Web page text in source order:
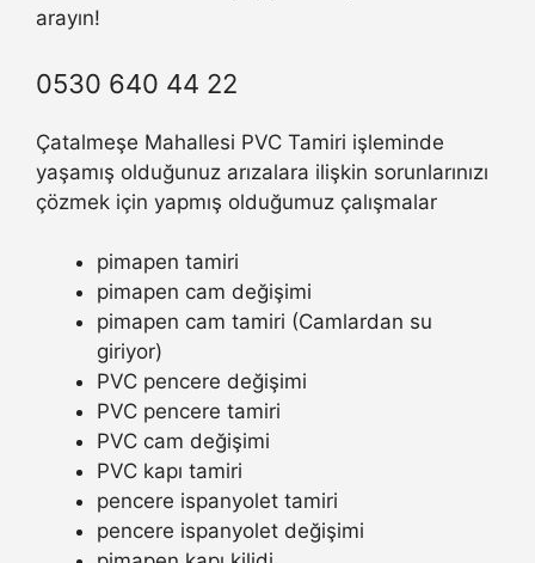
arayın!
0530 640 44 22
Çatalmeşe Mahallesi PVC Tamiri işleminde
yaşamış olduğunuz arızalara ilişkin sorunlarınızı
çözmek için yapmış olduğumuz çalışmalar
pimapen tamiri
pimapen cam değişimi
pimapen cam tamiri (Camlardan su
giriyor)
PVC pencere değişimi
PVC pencere tamiri
PVC cam değişimi
PVC kapı tamiri
pencere ispanyolet tamiri
pencere ispanyolet değişimi